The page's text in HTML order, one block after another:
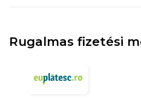
Rugalmas fizetési